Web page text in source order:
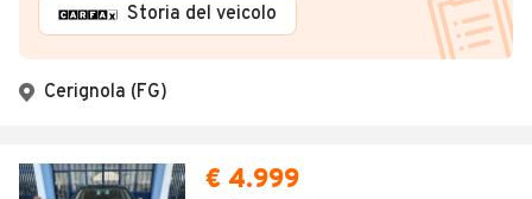
Storia del veicolo
Cerignola (FG)
€ 4.999